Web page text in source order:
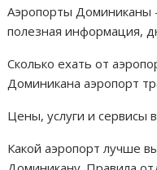
Аэропорты Доминиканы
полезная информация,
Сколько ехать от
Доминикана аэропорт
Цены, услуги и сервисы
Какой аэропорт лучше